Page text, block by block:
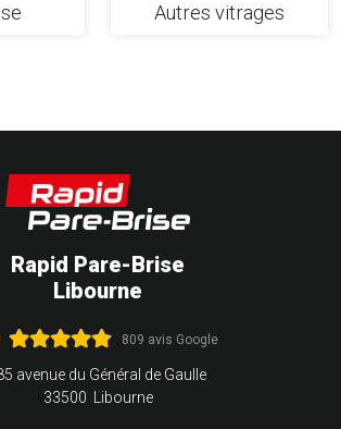
Autres vitrages
Rapid Pare-Brise
Libourne
809 avis Google
avenue du Général de Gaulle
33500 Libourne